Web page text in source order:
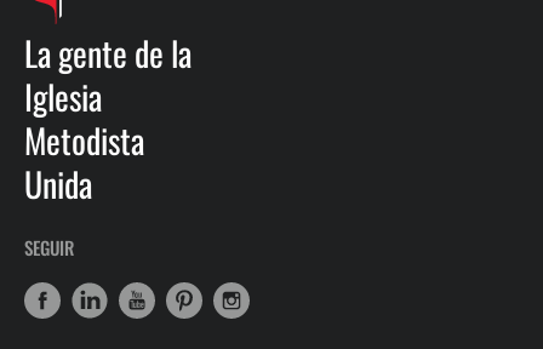
La gente de la
Iglesia
Metodista
Unida
SEGUIR